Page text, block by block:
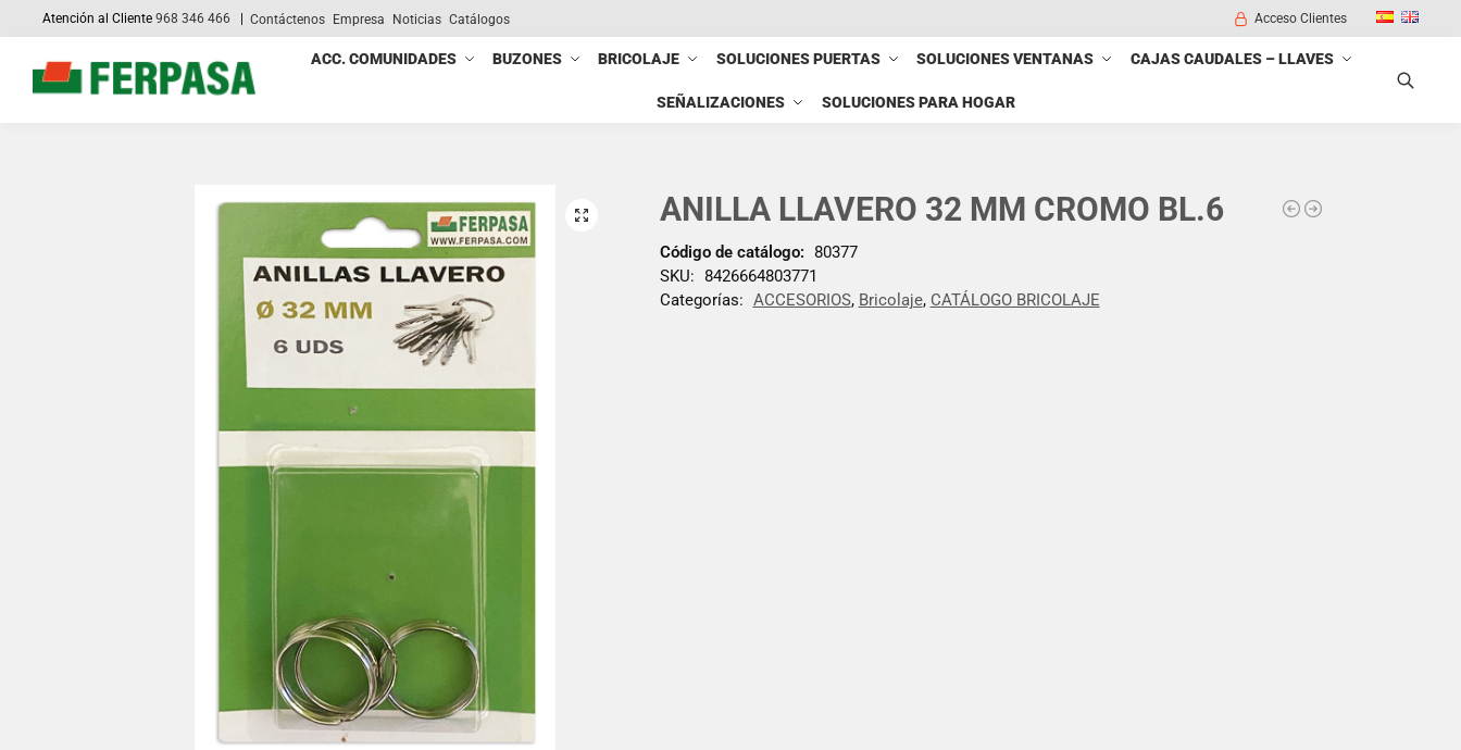
Atención al Cliente968 346 466 Contáctenos Empresa Noticias Catálogos Acceso Clientes
ACC. COMUNIDADES BUZONES BRICOLAJE SOLUCIONES PUERTAS SOLUCIONES VENTANAS CAJAS CAUDALES – LLAVES
SEÑALIZACIONES SOLUCIONES PARA HOGAR
Search
ANILLA LLAVERO 32 MM CROMO BL.6
Código de catálogo: 80377
SKU: 8426664803771
Categorías: ACCESORIOS, Bricolaje, CATÁLOGO BRICOLAJE